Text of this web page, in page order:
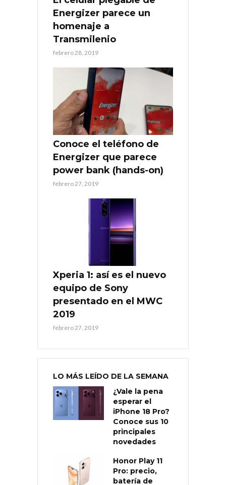
Energizer parece un
homenaje a
Transmilenio
febrero 28, 2019
Conoce el teléfono de
Energizer que parece
power bank (hands-on)
febrero 27, 2019
Xperia 1: así es el nuevo
equipo de Sony
presentado en el MWC
2019
febrero 27, 2019
LO MÁS LEÍDO DE LA SEMANA
¿Vale la pena
esperar el
iPhone 18 Pro?
Conoce sus 10
principales
novedades
Honor Play 11
Pro: precio,
batería de